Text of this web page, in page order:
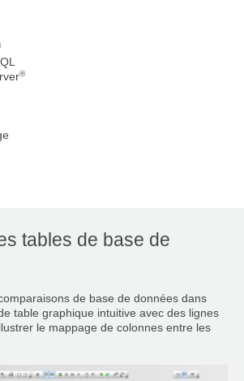
®
tables de base de
de base de données dans
table graphique intuitive avec des lignes
le mappage de colonnes entre les